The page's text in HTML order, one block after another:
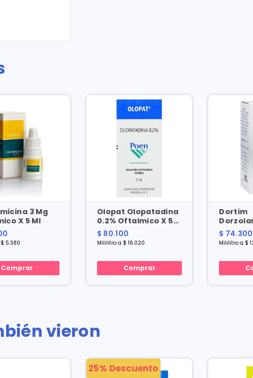
3 Mg
X 5 Ml
5.380
Comprar
Olopat Olopatadina
0.2% Oftalmico X 5
Ml
$ 80.100
Mililitro a $ 16.020
Comprar
Dortim
20mg/5
$ 74.300
Mililitro a $
vieron
25% Descuento